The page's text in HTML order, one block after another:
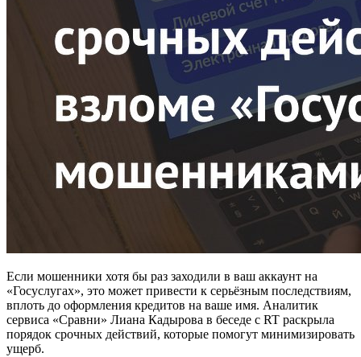
Если мошенники хотя бы раз заходили в ваш аккаунт на
«Госуслугах», это может привести к серьёзным последствиям,
вплоть до оформления кредитов на ваше имя. Аналитик
сервиса «Сравни» Лиана Кадырова в беседе с RT раскрыла
порядок срочных действий, которые помогут минимизировать
ущерб.